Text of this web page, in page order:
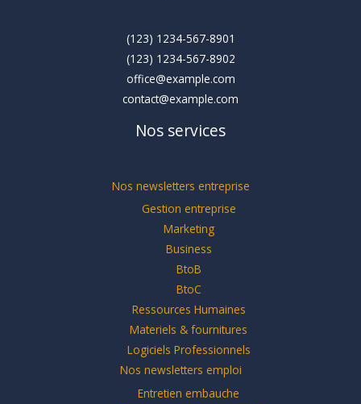
(123) 1234-567-8901
(123) 1234-567-8902
office@example.com
contact@example.com
Nos services
Nos newsletters entreprise
Gestion entreprise
Marketing
Business
BtoB
BtoC
Ressources Humaines
Materiels & fournitures
Logiciels Professionnels
Nos newsletters emploi
Entretien embauche